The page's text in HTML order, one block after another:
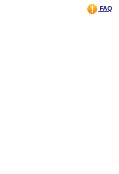
FAQ